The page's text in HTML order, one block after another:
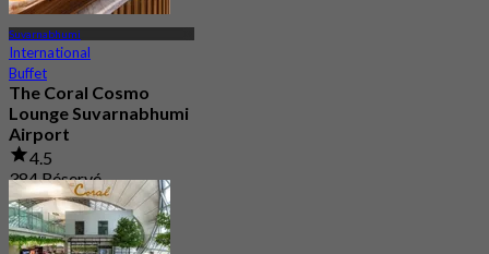
Suvarnabhumi
International
Buffet
The Coral Cosmo
Lounge Suvarnabhumi
Airport
4.5
384 Réservé
De฿ 950